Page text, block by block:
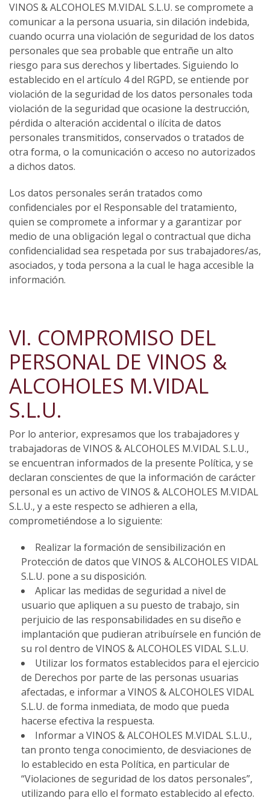
VINOS & ALCOHOLES M.VIDAL S.L.U. se compromete a
comunicar a la persona usuaria, sin dilación indebida,
cuando ocurra una violación de seguridad de los datos
personales que sea probable que entrañe un alto
riesgo para sus derechos y libertades. Siguiendo lo
establecido en el artículo 4 del RGPD, se entiende por
violación de la seguridad de los datos personales toda
violación de la seguridad que ocasione la destrucción,
pérdida o alteración accidental o ilícita de datos
personales transmitidos, conservados o tratados de
otra forma, o la comunicación o acceso no autorizados
a dichos datos.
Los datos personales serán tratados como
confidenciales por el Responsable del tratamiento,
quien se compromete a informar y a garantizar por
medio de una obligación legal o contractual que dicha
confidencialidad sea respetada por sus trabajadores/as,
asociados, y toda persona a la cual le haga accesible la
información.
VI. COMPROMISO DEL
PERSONAL DE VINOS &
ALCOHOLES M.VIDAL
S.L.U.
Por lo anterior, expresamos que los trabajadores y
trabajadoras de VINOS & ALCOHOLES M.VIDAL S.L.U.,
se encuentran informados de la presente Política, y se
declaran conscientes de que la información de carácter
personal es un activo de VINOS & ALCOHOLES M.VIDAL
S.L.U., y a este respecto se adhieren a ella,
comprometiéndose a lo siguiente:
Realizar la formación de sensibilización en
Protección de datos que VINOS & ALCOHOLES VIDAL
S.L.U. pone a su disposición.
Aplicar las medidas de seguridad a nivel de
usuario que apliquen a su puesto de trabajo, sin
perjuicio de las responsabilidades en su diseño e
implantación que pudieran atribuírsele en función de
su rol dentro de VINOS & ALCOHOLES VIDAL S.L.U.
Utilizar los formatos establecidos para el ejercicio
de Derechos por parte de las personas usuarias
afectadas, e informar a VINOS & ALCOHOLES VIDAL
S.L.U. de forma inmediata, de modo que pueda
hacerse efectiva la respuesta.
Informar a VINOS & ALCOHOLES M.VIDAL S.L.U.,
tan pronto tenga conocimiento, de desviaciones de
lo establecido en esta Política, en particular de
“Violaciones de seguridad de los datos personales”,
utilizando para ello el formato establecido al efecto.